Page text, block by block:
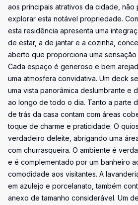
aos principais atrativos da cidade,
explorar esta notável propriedade.
esta residência apresenta uma
de estar, a de jantar e a cozinha,
aberto que proporciona uma
Cada espaço é generoso e bem
uma atmosfera convidativa. Um deck
uma vista panorâmica deslumbrante e
ao longo de todo o dia. Tanto a parte
de trás da casa contam com áreas
toque de charme e praticidade. O
verdadeiro deleite, abrigando uma
com churrasqueira. O ambiente é
e é complementado por um banheiro
comodidade aos visitantes. A
em azulejo e porcelanato, também
anexo de tamanho considerável. Um